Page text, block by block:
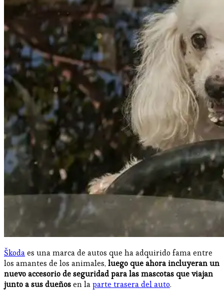
Škodaes una marca de autos que ha adquirido fama entre
los amantes de los animales, luego que ahora incluyeran un
nuevo accesorio de seguridad para las mascotas que viajan
junto a sus dueñosen laparte trasera del auto.